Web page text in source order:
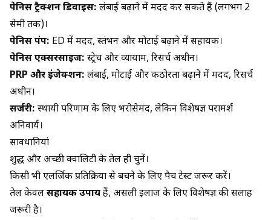
पेनिस ट्रैक्शन डिवाइस: लंबाई बढ़ाने में मदद कर सकते हैं (लगभग 2
सेमी तक)।
पेनिस पंप: ED में मदद, स्तंभन और मोटाई बढ़ाने में सहायक।
पेनिस एक्सरसाइज: स्ट्रेच और व्यायाम, रिसर्च अधीन।
PRP और इंजेक्शन: लंबाई, मोटाई और कठोरता बढ़ाने में मदद, रिसर्च
अधीन।
सर्जरी: स्थायी परिणाम के लिए भरोसेमंद, लेकिन विशेषज्ञ परामर्श
अनिवार्य।
सावधानियां
शुद्ध और अच्छी क्वालिटी के तेल ही चुनें।
किसी भी एलर्जिक प्रतिक्रिया से बचने के लिए पैच टेस्ट जरूर करें।
तेल केवलसहायक उपायहैं, असली इलाज के लिए विशेषज्ञ की सलाह
जरूरी है।